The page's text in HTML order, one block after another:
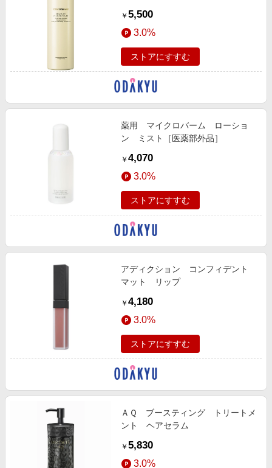
￥ 5,500
3.0%
ストアにすすむ
薬用 マイクロバーム ローショ
ン ミスト［医薬部外品］
￥ 4,070
3.0%
ストアにすすむ
アディクション コンフィデント
マット リップ
￥ 4,180
3.0%
ストアにすすむ
ＡＱ ブースティング トリートメ
ント ヘアセラム
￥ 5,830
3.0%